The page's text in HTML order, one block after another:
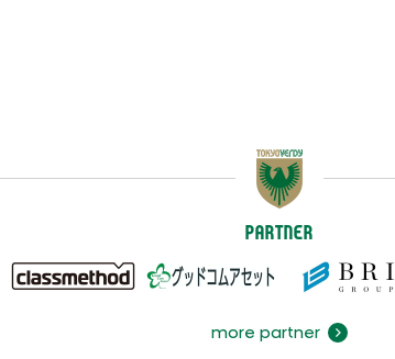
PARTNER
more partner